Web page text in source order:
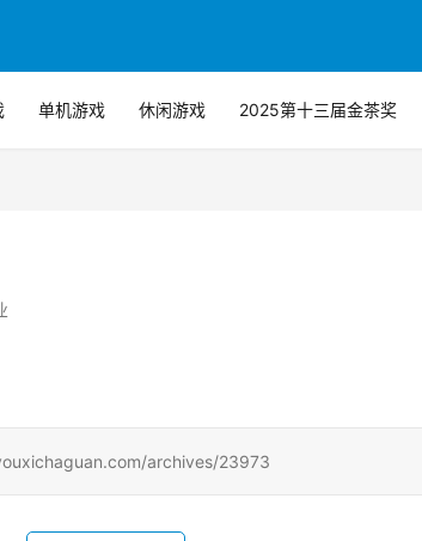
单机游戏 休闲游戏 2025第十三届金茶奖
archives/23973